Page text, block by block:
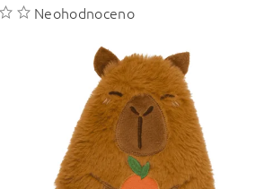
Neohodnoceno